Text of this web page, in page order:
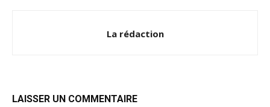
La rédaction
LAISSER UN COMMENTAIRE